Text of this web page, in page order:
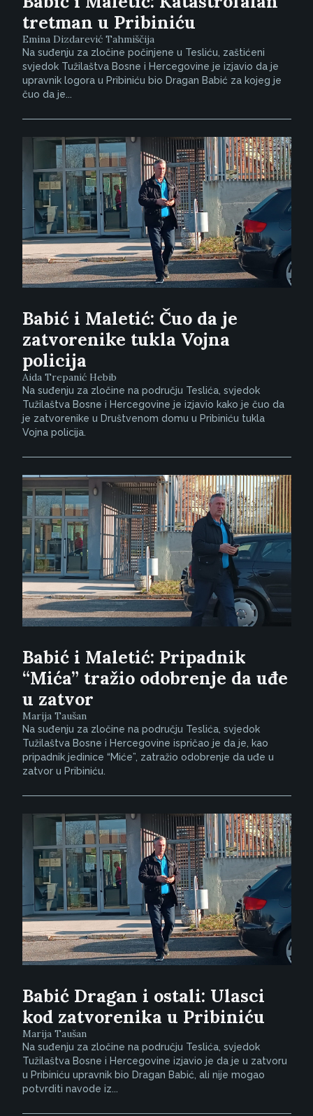
tretman u Pribiniću
Emina Dizdarević Tahmiščija
Na suđenju za zločine počinjene u Tesliću, zaštićeni
svjedok Tužilaštva Bosne i Hercegovine je izjavio da je
upravnik logora u Pribiniću bio Dragan Babić za kojeg je
čuo da je...
Babić i Maletić: Čuo da je
zatvorenike tukla Vojna
policija
Aida Trepanić Hebib
Na suđenju za zločine na području Teslića, svjedok
Tužilaštva Bosne i Hercegovine je izjavio kako je čuo da
je zatvorenike u Društvenom domu u Pribiniću tukla
Vojna policija.
Babić i Maletić: Pripadnik
“Mića” tražio odobrenje da uđe
u zatvor
Marija Taušan
Na suđenju za zločine na području Teslića, svjedok
Tužilaštva Bosne i Hercegovine ispričao je da je, kao
pripadnik jedinice “Miće”, zatražio odobrenje da uđe u
zatvor u Pribiniću.
Babić Dragan i ostali: Ulasci
kod zatvorenika u Pribiniću
Marija Taušan
Na suđenju za zločine na području Teslića, svjedok
Tužilaštva Bosne i Hercegovine izjavio je da je u zatvoru
u Pribiniću upravnik bio Dragan Babić, ali nije mogao
potvrditi navode iz...